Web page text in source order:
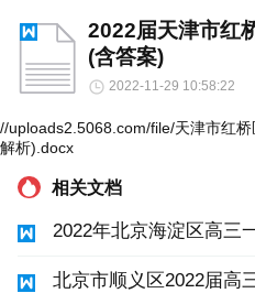
2022届天津市红
(含答案)
2022-11-29 10:58:22
//uploads2.5068.com/file/天津市红
解析).docx
相关文档
2022年北京海淀区高三
北京市顺义区2022届高